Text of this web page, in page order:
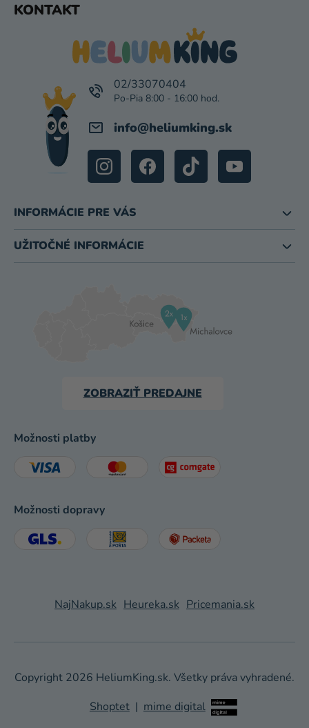
KONTAKT
info@heliumking.sk
02/33070404
INFORMÁCIE PRE VÁS
UŽITOČNÉ INFORMÁCIE
ZOBRAZIŤ PREDAJNE
Možnosti platby
Možnosti dopravy
NajNakup.sk Heureka.sk Pricemania.sk
Shoptet | mime digital
Copyright 2026 HeliumKing.sk. Všetky práva vyhradené.